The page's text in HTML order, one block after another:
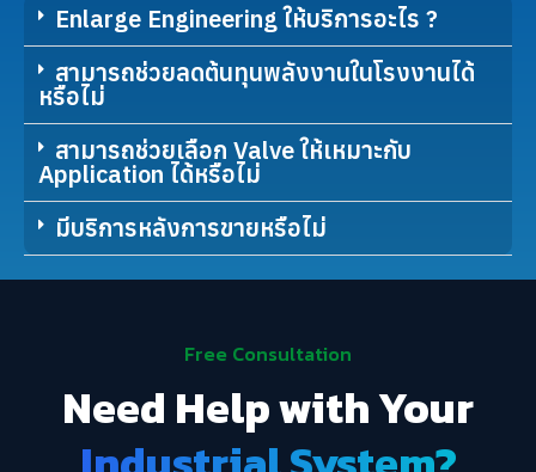
Enlarge Engineering ให้บริการอะไร ?
สามารถช่วยลดต้นทุนพลังงานในโรงงานได้
หรือไม่
สามารถช่วยเลือก Valve ให้เหมาะกับ
Application ได้หรือไม่
มีบริการหลังการขายหรือไม่
Free Consultation
Need Help with Your